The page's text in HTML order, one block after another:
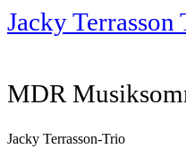
Jacky Terrasson
MDR
Jacky Terrasson-Trio